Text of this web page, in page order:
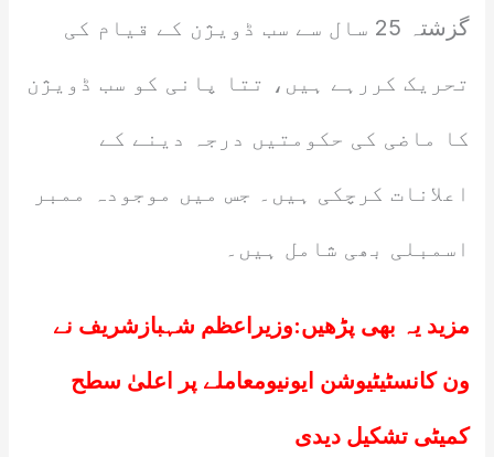
گزشتہ 25 سال سے سب ڈویژن کے قیام کی
تحریک کررہے ہیں، تتا پانی کو سب ڈویژن
کا ماضی کی حکومتیں درجہ دینے کے
اعلانات کرچکی ہیں۔ جس میں موجودہ ممبر
اسمبلی بھی شامل ہیں۔
مزید یہ بھی پڑھیں:وزیراعظم شہبازشریف نے
ون کانسٹیٹیوشن ایونیومعاملے پر اعلیٰ سطح
کمیٹی تشکیل دیدی